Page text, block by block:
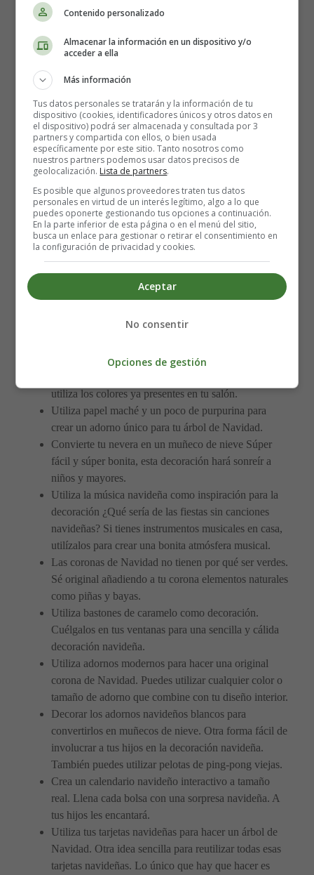
Navidad? Hazte un bonito collage.
Esta pequeña idea puede marcar la diferencia. Tus
regalos tendrán un toque personal que tus seres
queridos seguramente apreciarán.
Esta es una forma sencilla y asequible de hacer una
decoración navideña con productos que ya tienes en
casa. Puedes llenar el fondo del tarro con sal o
bicarbonato para que parezca nieve.
Coloca los calcetines en lugares inusuales. Para la
cena de Navidad, puedes poner los calcetines de cada
miembro de la familia en sus respectivas sillas.
También puedes colocarlos en las escaleras de la
casa.
🎄🎅🏻🎄🤶🏻🎄🎅🏻🎄🤶🏻
poco espacio o quieres probar algo diferente, ¿por
Navidad en la pared?
utiliza los colores ya presentes en tu salón.
Utiliza papel maché y un poco de purpurina para
crear un adorno único para tu árbol de Navidad.
Convierte tu nevera en un muñeco de nieve Súper
fácil y súper bonita, esta decoración hará sonreír a
niños y mayores.
Utiliza la música navideña como inspiración para la
decoración ¿Qué sería de las fiestas sin canciones
navideñas? Si tienes instrumentos musicales en casa,
utilízalos para crear una bonita atmósfera musical.
Las coronas de Navidad no tienen por qué ser verdes.
Sé original añadiendo a tu corona elementos naturales
como piñas y bayas.
Utiliza bastones de caramelo como decoración.
Cuélgalos en tus ventanas para una sencilla y cálida
decoración navideña.
Utiliza adornos modernos para hacer una original
corona de Navidad. Puedes utilizar cualquier color o
tamaño de adorno que combine con tu diseño interior.
Decorar los adornos navideños blancos para
convertirlos en muñecos de nieve. Otra forma fácil de
involucrar a tus hijos en la decoración navideña.
También puedes utilizar pelotas de ping-pong viejas.
Crea un calendario navideño interactivo a tamaño
real. Llena cada bolsa con una sorpresa navideña. A
tus hijos les encantará.
Utiliza tus tarjetas navideñas para hacer un árbol de
Navidad. Otra idea sencilla para reutilizar todas esas
tarjetas navideñas. Lo único que hay que hacer es
Contenido personalizado
Almacenar la información en un dispositivo y/o
acceder a ella
Más información
Tus datos personales se tratarán y la información de tu
dispositivo (cookies, identificadores únicos y otros datos en
el dispositivo) podrá ser almacenada y consultada por 3
partners y compartida con ellos, o bien usada
específicamente por este sitio. Tanto nosotros como
nuestros partners podemos usar datos precisos de
geolocalización. Lista de partners.
Es posible que algunos proveedores traten tus datos
personales en virtud de un interés legítimo, algo a lo que
puedes oponerte gestionando tus opciones a continuación.
En la parte inferior de esta página o en el menú del sitio,
busca un enlace para gestionar o retirar el consentimiento en
la configuración de privacidad y cookies.
Aceptar
No consentir
Opciones de gestión